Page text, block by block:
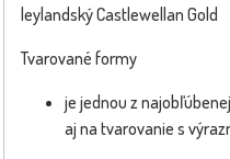
leylandský Castlewellan Gold
Tvarované formy
je jednou z
aj na tvarovanie s